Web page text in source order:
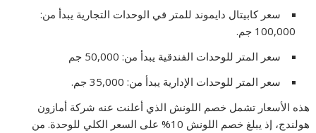
سعر كابيتال دايموند للمتر في الوحدات التجارية يبدأ من:
100,000 جم.
سعر المتر للوحدات الفندقية يبدأ من: 50,000 جم
سعر المتر للوحدات الإدارية يبدأ من: 35,000 جم.
هذه الأسعار تشمل خصم اللونش الذي أعلنت عنه شركة أمازون
هولندج، إذ يبلغ خصم اللونش 10% على السعر الكلي للوحدة. من